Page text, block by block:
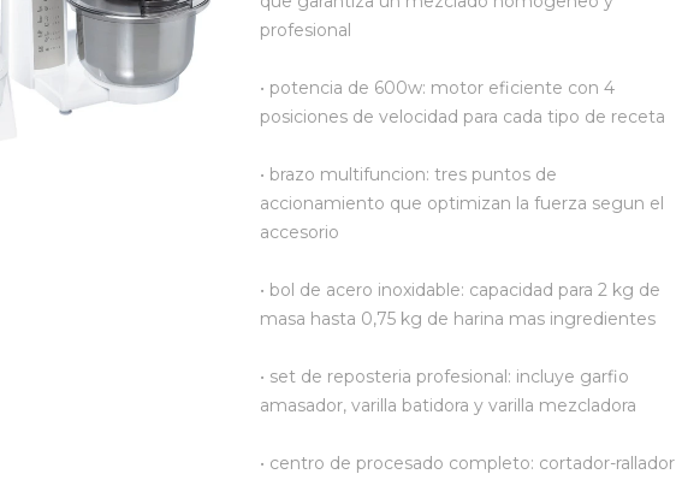
profesional
• potencia de 600w: motor eficiente con 4
posiciones de velocidad para cada tipo de receta
• brazo multifuncion: tres puntos de
accionamiento que optimizan la fuerza segun el
accesorio
• bol de acero inoxidable: capacidad para 2 kg de
masa hasta 0,75 kg de harina mas ingredientes
• set de reposteria profesional: incluye garfio
amasador, varilla batidora y varilla mezcladora
• centro de procesado completo: cortador-rallador